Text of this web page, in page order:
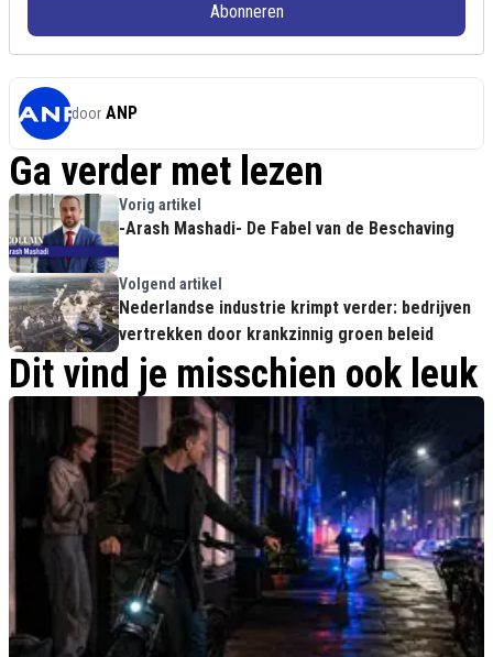
Abonneren
door ANP
Ga verder met lezen
Vorig artikel
-Arash Mashadi- De Fabel van de Beschaving
Volgend artikel
Nederlandse industrie krimpt verder: bedrijven
vertrekken door krankzinnig groen beleid
Dit vind je misschien ook leuk